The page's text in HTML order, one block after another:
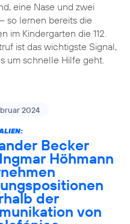
eine Nase und zwei
so lernen bereits die
im Kindergarten die 112.
ist das wichtigste Signal,
um schnelle Hilfe geht.
2024
Becker
Höhmann
der
von